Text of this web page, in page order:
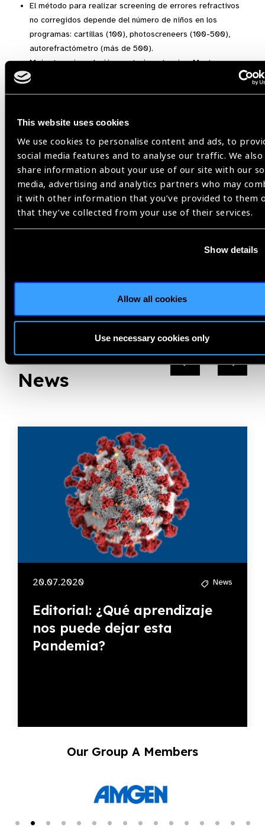
This website uses cookies
We use cookies to personalise content and ads, to
social media features and to analyse our traffic. We also
share information about your use of our site with our
media, advertising and analytics partners who may
it with other information that you’ve provided to them
that they’ve collected from your use of their services.
Show details
Allow all cookies
Use necessary cookies only
El método para realizar screening de errores refractivos
no corregidos depende del número de niños en los
programas: cartillas (100), photoscreneers (100-500),
autorefractómetro (más de 500).
Mejor terapia: oclusión, posterior: atropina. Mantener
tratamiento mínimo 6 meses y monitoreo cada 3 meses y
link: https://beta.imoiap.com.mx/defectos-refractivos/
Boletín Trimestral Marzo 2020, Latin America
Related
News
20.07.2020 News
Editorial: ¿Qué aprendizaje
nos puede dejar esta
Pandemia?
Our Group A Members